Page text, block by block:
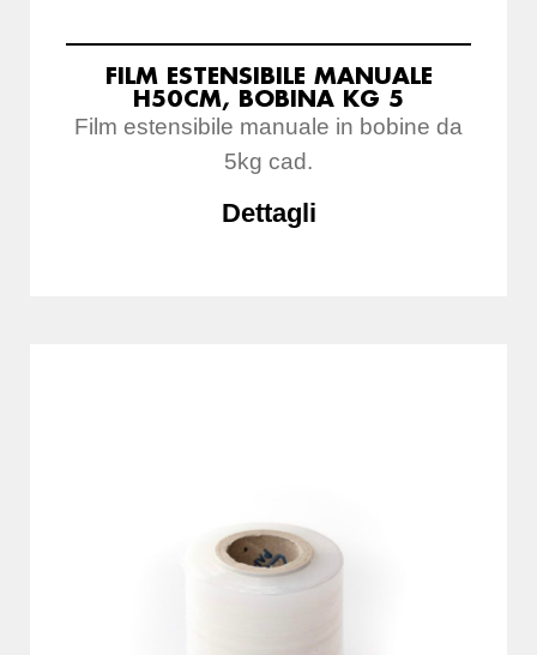
FILM ESTENSIBILE MANUALE
H50CM, BOBINA KG 5
Film estensibile manuale in bobine da
5kg cad.
Dettagli